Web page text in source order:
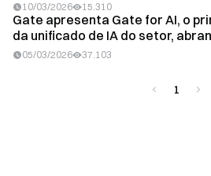
10/03/2026 15.310
Gate apresenta Gate for AI, o
da unificado de IA do setor,
05/03/2026 37.103
1